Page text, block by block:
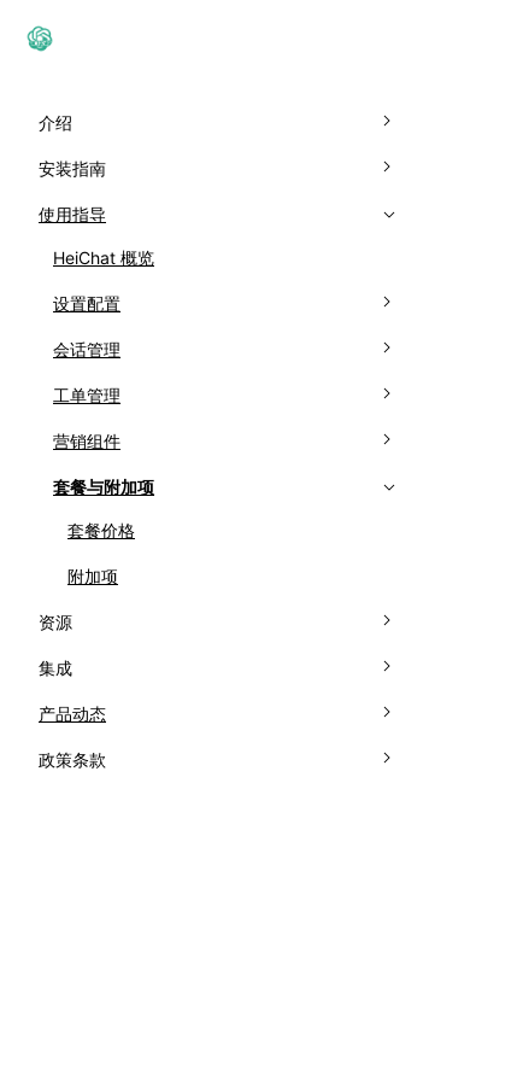
介绍
HeiChat简介
价格方案
安装指南
如何安装HeiChat
使用指导
HeiChat 概览
设置配置
基础设置
组件设置
高级设置
商品折扣推荐
已学习商品
知识库
AI 模型
集成设置
会话管理
全部会话
人工接管
已归档会话
邮件记录
工单管理
支持工单
补货通知
营销组件
幸运转盘
退出挽留弹窗
潜在客户
套餐与附加项
套餐价格
附加项
资源
10个问题挑战
集成
Email 发送集成
WhatsApp 集成
产品动态
2026-06-09 商品折扣推荐
政策条款